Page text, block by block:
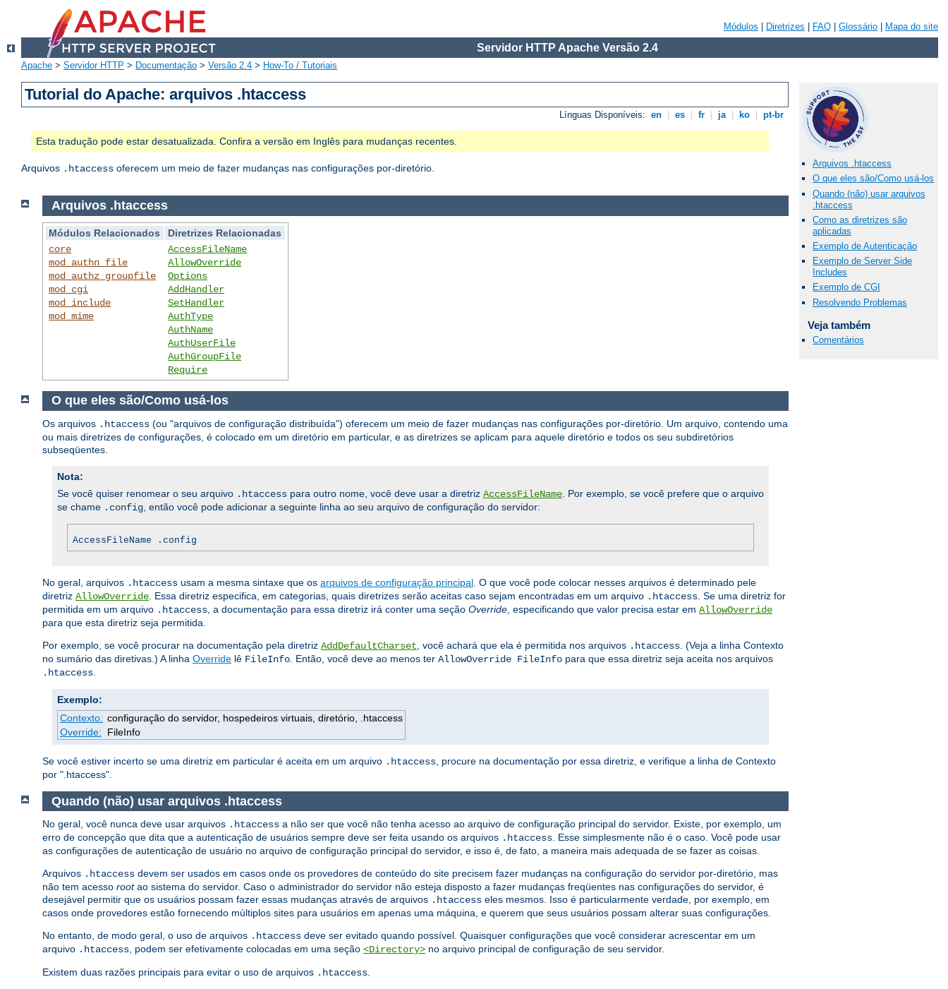
Módulos Diretrizes FAQ Glossário Mapa do site
Servidor HTTP Apache Versão 2.4
Apache > Servidor HTTP > Documentação > Versão 2.4 > How-To / Tutoriais
Tutorial do Apache: arquivos .htaccess
Línguas Disponíveis: en es fr ja ko pt-br
Esta tradução pode estar desatualizada. Confira a versão em Inglês para mudanças recentes.
Arquivos .htaccess oferecem um meio de fazer mudanças nas configurações por-diretório.
Arquivos .htaccess
O que eles são/Como usá-los
Quando (não) usar arquivos
.htaccess
Como as diretrizes são
aplicadas
Exemplo de Autenticação
Exemplo de Server Side
Includes
Exemplo de CGI
Resolvendo Problemas
Veja também
Comentários
Arquivos .htaccess
Módulos Relacionados
Diretrizes Relacionadas
core
mod_authn_file
mod_authz_groupfile
mod_cgi
mod_include
mod_mime
AccessFileName
AllowOverride
Options
AddHandler
SetHandler
AuthType
AuthName
AuthUserFile
AuthGroupFile
Require
O que eles são/Como usá-los
Os arquivos .htaccess (ou "arquivos de configuração distribuída") oferecem um meio de fazer mudanças nas configurações por-diretório. Um arquivo, contendo uma
ou mais diretrizes de configurações, é colocado em um diretório em particular, e as diretrizes se aplicam para aquele diretório e todos os seu subdiretórios
subseqüentes.
Nota:
Se você quiser renomear o seu arquivo .htaccess para outro nome, você deve usar a diretriz AccessFileName . Por exemplo, se você prefere que o arquivo
se chame .config , então você pode adicionar a seguinte linha ao seu arquivo de configuração do servidor:
AccessFileName .config
No geral, arquivos .htaccess usam a mesma sintaxe que os arquivos de configuração principal . O que você pode colocar nesses arquivos é determinado pele
diretriz AllowOverride . Essa diretriz especifica, em categorias, quais diretrizes serão aceitas caso sejam encontradas em um arquivo .htaccess . Se uma diretriz for
permitida em um arquivo .htaccess , a documentação para essa diretriz irá conter uma seção Override , especificando que valor precisa estar em AllowOverride
para que esta diretriz seja permitida.
Por exemplo, se você procurar na documentação pela diretriz AddDefaultCharset , você achará que ela é permitida nos arquivos .htaccess . (Veja a linha Contexto
no sumário das diretivas.) A linha Override lê FileInfo . Então, você deve ao menos ter AllowOverride FileInfo para que essa diretriz seja aceita nos arquivos
.htaccess
Exemplo:
Contexto: configuração do servidor, hospedeiros virtuais, diretório, .htaccess
Override:
FileInfo
Se você estiver incerto se uma diretriz em particular é aceita em um arquivo .htaccess , procure na documentação por essa diretriz, e verifique a linha de Contexto
por ".htaccess".
Quando (não) usar arquivos .htaccess
No geral, você nunca deve usar arquivos .htaccess a não ser que você não tenha acesso ao arquivo de configuração principal do servidor. Existe, por exemplo, um
erro de concepção que dita que a autenticação de usuários sempre deve ser feita usando os arquivos .htaccess. Esse simplesmente não é o caso. Você pode usar
as configurações de autenticação de usuário no arquivo de configuração principal do servidor, e isso é, de fato, a maneira mais adequada de se fazer as coisas.
Arquivos .htaccess devem ser usados em casos onde os provedores de conteúdo do site precisem fazer mudanças na configuração do servidor por-diretório, mas
não tem acesso rootao sistema do servidor. Caso o administrador do servidor não esteja disposto a fazer mudanças freqüentes nas configurações do servidor, é
desejável permitir que os usuários possam fazer essas mudanças através de arquivos .htaccess eles mesmos. Isso é particularmente verdade, por exemplo, em
casos onde provedores estão fornecendo múltiplos sites para usuários em apenas uma máquina, e querem que seus usuários possam alterar suas configurações.
No entanto, de modo geral, o uso de arquivos .htaccess deve ser evitado quando possível. Quaisquer configurações que você considerar acrescentar em um
arquivo .htaccess, podem ser efetivamente colocadas em uma seção <Directory> no arquivo principal de configuração de seu servidor.
Existem duas razões principais para evitar o uso de arquivos .htaccess.